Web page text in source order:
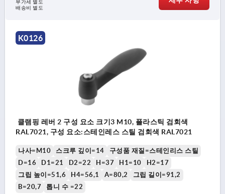
부가세 별도
배송비 별도
K0126
클램핑 레버 2 구성 요소 크기3 M10, 플라스틱 검회색
RAL7021, 구성 요소:스테인레스 스틸 검회색 RAL7021
나사=M10 스크루 깊이=14
구성품 재질=스테인리스 스틸
D=16
D1=21 D2=22 H=37 H1=10
H2=17
그립 높이=51,6
H4=56,1 A=80,2
그립 길이=91,2
B=20,7
톱니 수 =22